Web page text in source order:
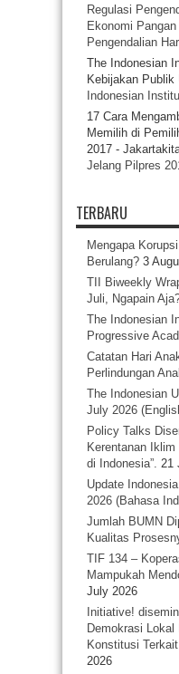
Regulasi
Ekonomi
Pengendalian
The Indonesian
Kebijakan Publik
Indonesian
17 Cara
Memilih di
2017 -
Jelang Pilpres
TERBARU
Mengapa
Berulang? 3
TII Biweekly
Juli, Ngapain
The Indonesian
Progressive
Catatan Hari
Perlindungan
The Indonesian
July 2026
Policy Talks
Kerentanan
di Indonesia”. 21
Update
2026 (Bahasa
Jumlah BUMN
Kualitas
TIF 134 –
Mampukah
July 2026
Initiative!
Demokrasi
Konstitusi
2026